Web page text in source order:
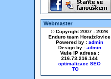
Webmaster
© Copyright 2007 - 2026
Enduro team Horažďovice
Powered by : admin
Design by : admin
Vaše IP adresa :
216.73.216.144
optimalizace SEO